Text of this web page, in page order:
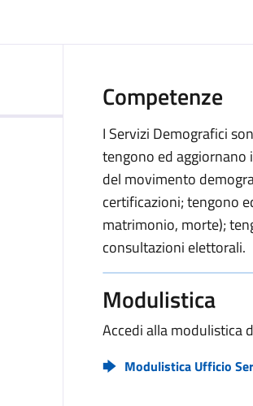
Competenze
I Servizi Demografici
tengono ed aggiornano
del movimento
certificazioni; tengono
matrimonio, morte);
consultazioni elettorali.
Modulistica
Accedi alla modulistica
Modulistica Ufficio